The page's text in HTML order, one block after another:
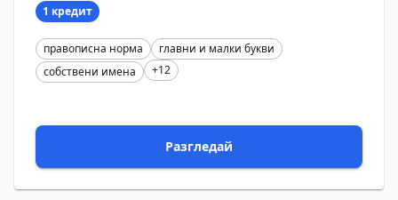
съста?...
1 кредит
правописна норма
главни и малки букви
собствени имена
+12
Разгледай